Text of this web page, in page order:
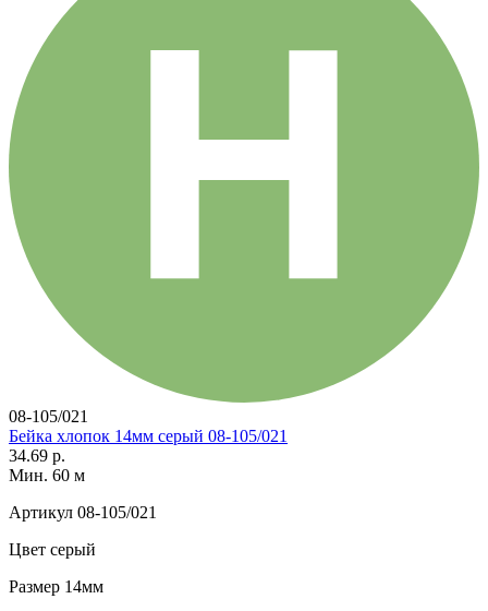
08-105/021
Бейка хлопок 14мм серый 08-105/021
34.69 р.
Мин. 60 м
Артикул 08-105/021
Цвет серый
Размер 14мм